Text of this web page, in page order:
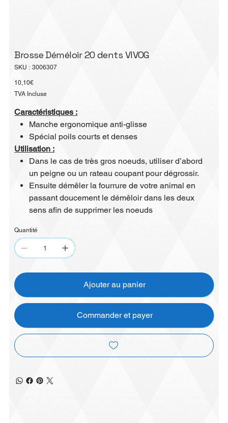
Brosse Déméloir 20 dents VIVOG
SKU : SKU
3006307
Prix
10,10€
TVA Incluse
Caractéristiques :
Manche ergonomique anti-glisse
Spécial poils courts et denses
Utilisation :
Dans le cas de très gros noeuds, utiliser d’abord
un peigne ou un rateau coupant pour dégrossir.
Ensuite démêler la fourrure de votre animal en
passant doucement le démêloir dans les deux
sens afin de supprimer les noeuds
Quantité
Ajouter au panier
Commander et payer